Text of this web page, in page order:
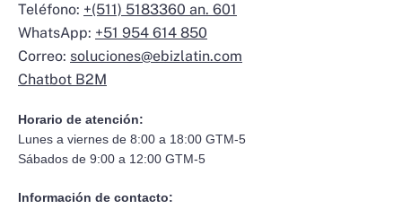
Teléfono: +(511) 5183360 an. 601
WhatsApp: +51 954 614 850
Correo: soluciones@ebizlatin.com
Chatbot B2M
Horario de atención:
Lunes a viernes de 8:00 a 18:00 GTM-5
Sábados de 9:00 a 12:00 GTM-5
Información de contacto: